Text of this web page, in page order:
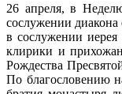
26 апреля, в
сослужении
в сослужении
клирики и
Рождества
По благословению